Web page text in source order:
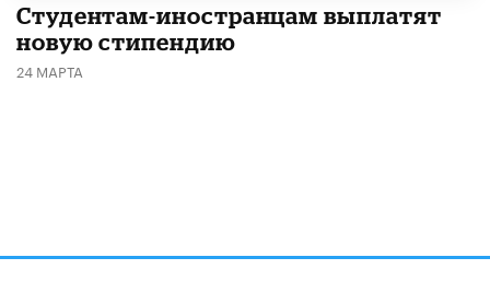
Студентам-иностранцам выплатят
новую стипендию
24 МАРТА